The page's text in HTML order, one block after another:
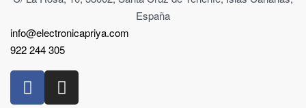
España
info@electronicapriya.com
922 244 305